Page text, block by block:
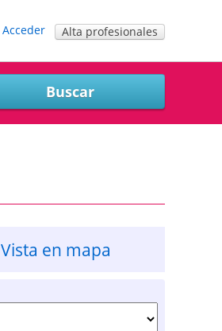
Acceder Alta profesionales
Vista en mapa